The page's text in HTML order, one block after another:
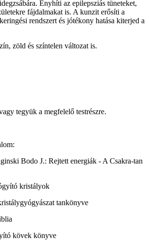
Enyhíti az epilepsziás tüneteket,
fájdalmakat is. A kunzit erősíti a
rendszert és jótékony hatása kiterjed a
zöld és színtelen változat is.
tegyük a megfelelő testrészre.
Bodo J.: Rejtett energiák - A Csakra-tan
kristályok
tankönyve
kövek könyve